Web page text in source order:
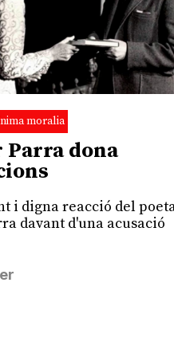
moralia
Parra dona
i digna reacció del
davant d'una acusació